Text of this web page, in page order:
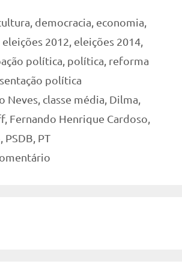
democracia economia
eleições 2012 eleições 2014
política política reforma
política
Neves, classe média Dilma
, Fernando Henrique Cardoso
PSDB PT